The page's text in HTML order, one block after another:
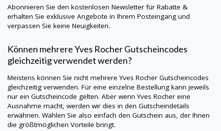
Abonnieren Sie den kostenlosen Newsletter für Rabatte &
erhalten Sie exklusive Angebote in Ihrem Posteingang und
verpassen Sie keine Neuigkeiten.
Können mehrereYves RocherGutscheincodes
gleichzeitig verwendet werden?
Meistens können Sie nicht mehrereYves Rocher Gutscheincodes
gleichzeitig verwenden. Für eine einzelne Bestellung kann jeweils
nur ein Gutscheincode gelten. Aber wennYves Rocher eine
Ausnahme macht, werden wir dies in den Gutscheindetails
erwähnen. Wählen Sie also einfach den Gutschein aus, der Ihnen
die größtmöglichen Vorteile bringt.